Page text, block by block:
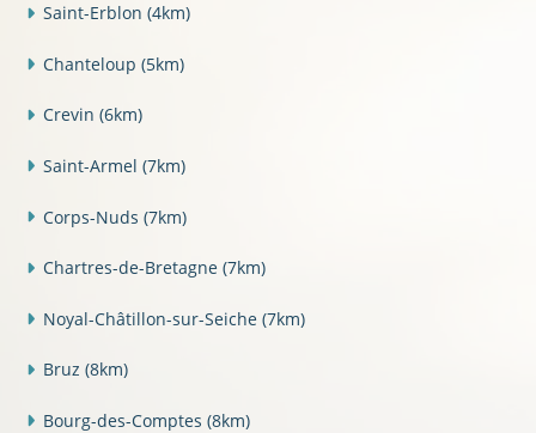
Saint-Erblon (4km)
Chanteloup (5km)
Crevin (6km)
Saint-Armel (7km)
Corps-Nuds (7km)
Chartres-de-Bretagne (7km)
Noyal-Châtillon-sur-Seiche (7km)
Bruz (8km)
Bourg-des-Comptes (8km)